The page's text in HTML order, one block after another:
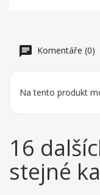
Komentáře (0)
Na tento produkt
16
stejné